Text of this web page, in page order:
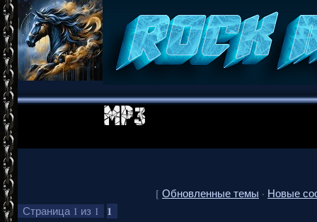
[ Обновленные темы · Новые
Страница 1 из 1 1